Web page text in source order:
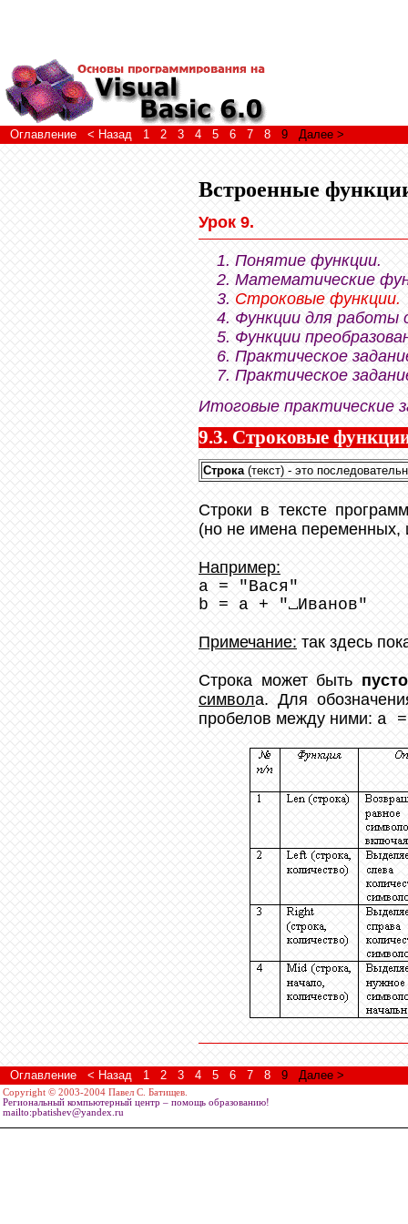
Оглавление < Назад 1 2 3 4 5 6 7 8 9 Далее >
Встроенные
Урок 9.
Понятие функции.
Математические
Строковые функции.
Функции для работы
Функции
Практическое
Практическое
Итоговые практические
9.3. Строковые
Строка (текст) - это
Строки в тексте
(но не имена переменных,
Например:
a = "Вася"
b = a + "
Иванов"
Примечание: так здесь
Строка может быть
символа. Для
пробелов между ними: a
Оглавление < Назад 1 2 3 4 5 6 7 8 9 Далее >
Copyright © 2003-2004 Павел С. Батищев.
Региональный компьютерный центр – помощь образованию!
mailto:pbatishev@yandex.ru